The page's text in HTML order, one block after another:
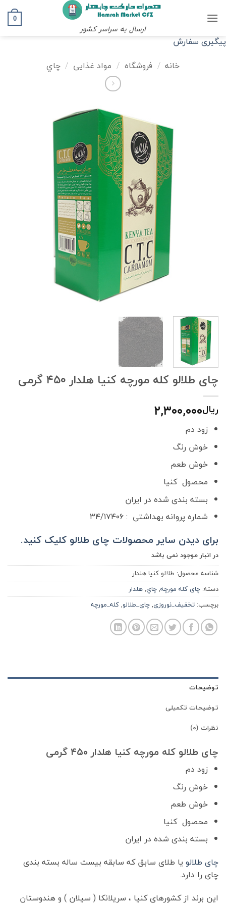
ارسال به سراسر کشور
0
پیگیری سفارش
خانه / فروشگاه / مواد غذایی / چاي
چای طلالو کله مورچه کنیا هلدار ۴۵۰ گرمی
ریال۲,۳۰۰,۰۰۰
زود دم
خوش رنگ
خوش طعم
محصول کنیا
بسته بندی شده در ایران
شماره پروانه بهداشتی : ۳۴/۱۷۴۰۶
برای دیدن سایر محصولات چای طلالو کلیک کنید.
در انبار موجود نمی باشد
شناسه محصول: طلالو کنیا هلدار
دسته: چای کله مورچه,چاي,هلدار
برچسب: تخفیف_نوروزی,چای_طلالو,کله_مورچه
توضیحات
توضیحات تکمیلی
نظرات (0)
چای طلالو کله مورچه کنیا هلدار ۴۵۰ گرمی
زود دم
خوش رنگ
خوش طعم
محصول کنیا
بسته بندی شده در ایران
چای طلالو یا طلای سابق که سابقه بیست ساله بسته بندی
چای را دارد.
این برند از کشورهای کنیا ، سریلانکا ( سیلان ) و هندوستان